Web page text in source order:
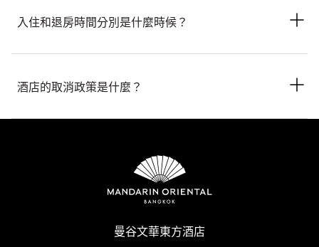
線寬頻網絡、Bose®藍牙揚聲器、Nespresso咖啡機及智能電
視，同時提供24小時管家服務，為賓客提供便利又舒適的體驗。
入住和退房時間分別是什麼時候？
時前。
酒店的取消政策是什麼？
曼谷文華東方酒店